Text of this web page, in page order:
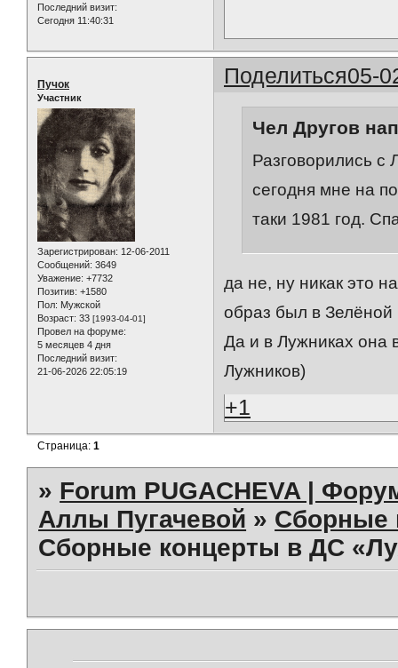
Последний визит:
Сегодня 11:40:31
Поделиться05-
Пучок
Участник
Зарегистрирован: 12-06-2011
Сообщений: 3649
Уважение: +7732
Позитив: +1580
Пол: Мужской
Возраст: 33 [1993-04-01]
Провел на форуме:
5 месяцев 4 дня
Последний визит:
21-06-2026 22:05:19
Чел Другов
Разговорились с
сегодня мне на
таки 1981 год.
да не, ну никак это
образ был в Зелёной
Да и в Лужниках она
Лужников)
+1
Страница:1
» Forum PUGACHEVA |
Аллы Пугачевой » Сборные
Сборные концерты в ДС